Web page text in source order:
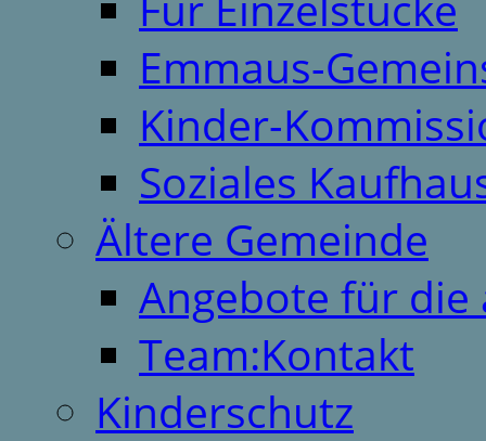
Emmaus-
Kinder-
Soziales
Ältere Gemeinde
Angebote für
Team:Kontakt
Kinderschutz